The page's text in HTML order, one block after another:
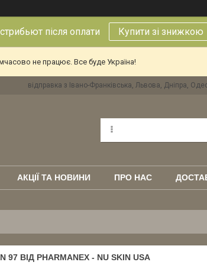
після оплати Купити зі знижкою
не працює. Все буде Україна!
відправка з Івано-Франківська, Львова, Дніпра,
АКЦІЇ ТА НОВИНИ ПРО НАС
ВІД PHARMANEX - NU SKIN USA